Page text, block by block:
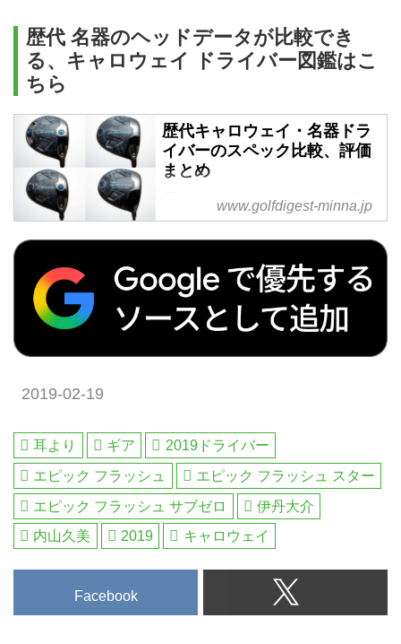
歴代 名器のヘッドデータが比較でき
る、キャロウェイ ドライバー図鑑はこ
ちら
歴代キャロウェイ・名器ドラ
イバーのスペック比較、評価
まとめ
歴代キャロウェイ ドライバー最
新ヘッドデータ評価一覧です。キ
ャロウェイ名器のスペックを比較
し中古などクラブ選びの参考に!
www.golfdigest-minna.jp
2019-02-19
耳より ギア
2019ドライバー
エピック フラッシュ
エピック フラッシュ スター
エピック フラッシュ サブゼロ
伊丹大介
内山久美
2019 キャロウェイ
Facebook